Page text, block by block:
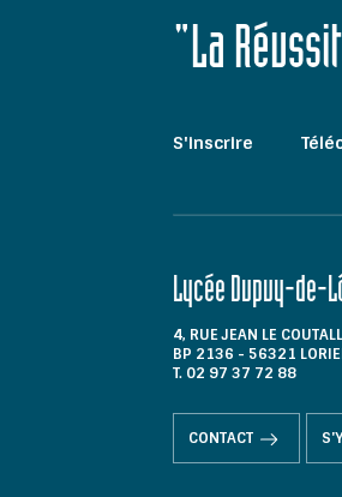
"La
S'inscrire
Lycée Dupuy-de-
4, RUE JEAN LE
BP 2136 - 56321
T. 02 97 37 72 88
CONTACT